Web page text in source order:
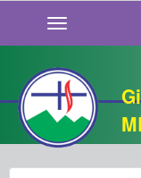
GIỚI THIỆU
TIN TỨC
SỐNG ĐẠO
CHUYỆN
QUÁN VĂN